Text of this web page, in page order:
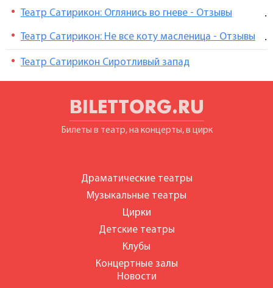
Театр Сатирикон: Оглянись во гневе - Отзывы .
Театр Сатирикон: Не все коту масленица - Отзывы .
Театр Сатирикон Сиротливый запад
BILETTORG.RU
Билеты в театр, на концерты, в цирк
Драматические театры
Музыкальные театры
Цирки
Детские театры
Клубы
Концертные залы
Новости